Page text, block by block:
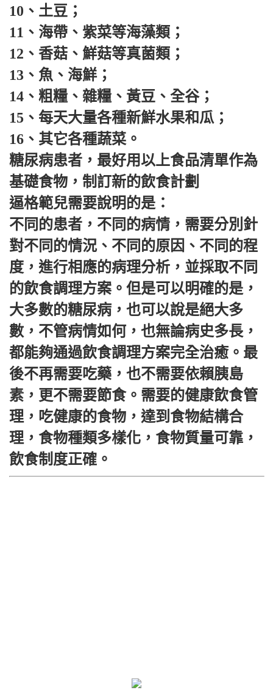
10、土豆；
11、海帶、紫菜等海藻類；
12、香菇、鮮菇等真菌類；
13、魚、海鮮；
14、粗糧、雜糧、黃豆、全谷；
15、每天大量各種新鮮水果和瓜；
16、其它各種蔬菜。
糖尿病患者，最好用以上食品清單作為
基礎食物，制訂新的飲食計劃
逼格範兒需要說明的是：
不同的患者，不同的病情，需要分別針
對不同的情況、不同的原因、不同的程
度，進行相應的病理分析，並採取不同
的飲食調理方案。但是可以明確的是，
大多數的糖尿病，也可以說是絕大多
數，不管病情如何，也無論病史多長，
都能夠通過飲食調理方案完全治癒。最
後不再需要吃藥，也不需要依賴胰島
素，更不需要節食。需要的健康飲食管
理，吃健康的食物，達到食物結構合
理，食物種類多樣化，食物質量可靠，
飲食制度正確。